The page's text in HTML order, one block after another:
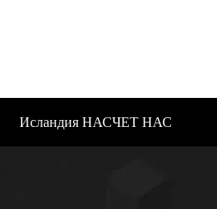
Исландия НАСЧЕТ НАС